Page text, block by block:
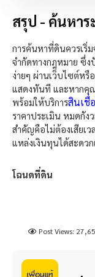
สรุป - ค้นหาร
การค้นหาที่ดินควรเริ่
จำกัดทางกฎหมาย ซึ่
ง่ายๆ ผ่านเว็บไซต์หรื
แสดงทันที และหากคุ
พร้อมให้บริการสินเชื่
ราคาประเมิน หมดกัง
สำคัญคือไม่ต้องเสียเ
แหล่งเงินทุนได้สะดว
โฉนดที่ดิน
Post Views: